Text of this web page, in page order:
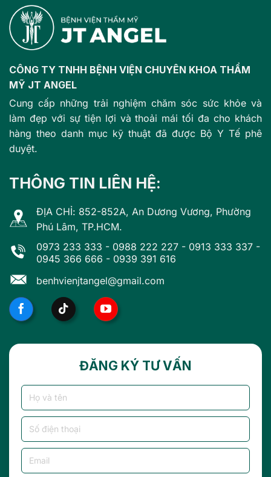
CÔNG TY TNHH BỆNH VIỆN CHUYÊN KHOA THẨM
MỸ JT ANGEL
Cung cấp những trải nghiệm chăm sóc sức khỏe và
làm đẹp với sự tiện lợi và thoải mái tối đa cho khách
hàng theo danh mục kỹ thuật đã được Bộ Y Tế phê
duyệt.
THÔNG TIN LIÊN HỆ:
ĐỊA CHỈ: 852-852A, An Dương Vương, Phường
Phú Lâm, TP.HCM.
0973 233 333 - 0988 222 227 - 0913 333 337 -
0945 366 666 - 0939 391 616
benhvienjtangel@gmail.com
ĐĂNG KÝ TƯ VẤN